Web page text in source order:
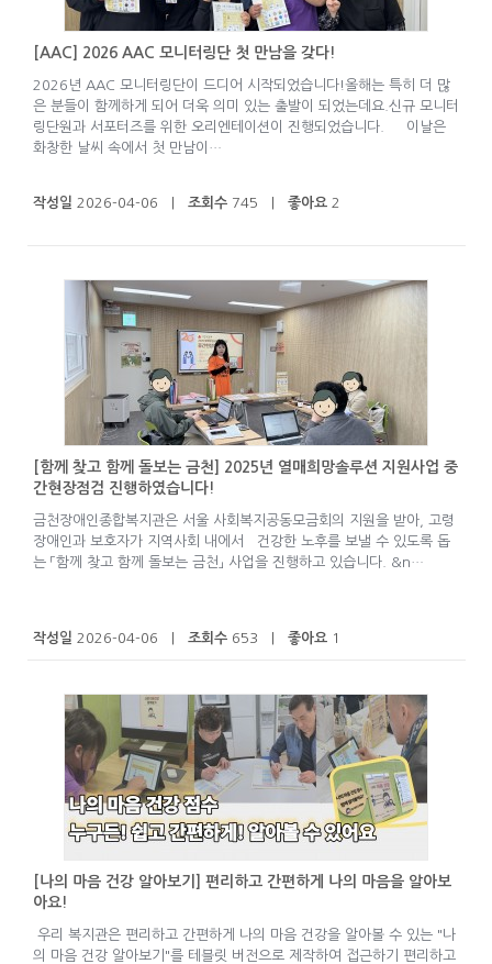
[AAC] 2026 AAC 모니터링단 첫 만남을 갖다!
2026년 AAC 모니터링단이 드디어 시작되었습니다!올해는 특히 더 많
은 분들이 함께하게 되어 더욱 의미 있는 출발이 되었는데요.신규 모니터
링단원과 서포터즈를 위한 오리엔테이션이 진행되었습니다. 이날은
화창한 날씨 속에서 첫 만남이…
작성일 2026-04-06 | 조회수745 | 좋아요2
[함께 찾고 함께 돌보는 금천] 2025년 열매희망솔루션 지원사업 중
간현장점검 진행하였습니다!
금천장애인종합복지관은 서울 사회복지공동모금회의 지원을 받아, 고령
장애인과 보호자가 지역사회 내에서 건강한 노후를 보낼 수 있도록 돕
는 「함께 찾고 함께 돌보는 금천」 사업을 진행하고 있습니다. &n…
작성일 2026-04-06 | 조회수653 | 좋아요1
[나의 마음 건강 알아보기] 편리하고 간편하게 나의 마음을 알아보
아요!
우리 복지관은 편리하고 간편하게 나의 마음 건강을 알아볼 수 있는 "나
의 마음 건강 알아보기"를 테블릿 버전으로 제작하여 접근하기 편리하고